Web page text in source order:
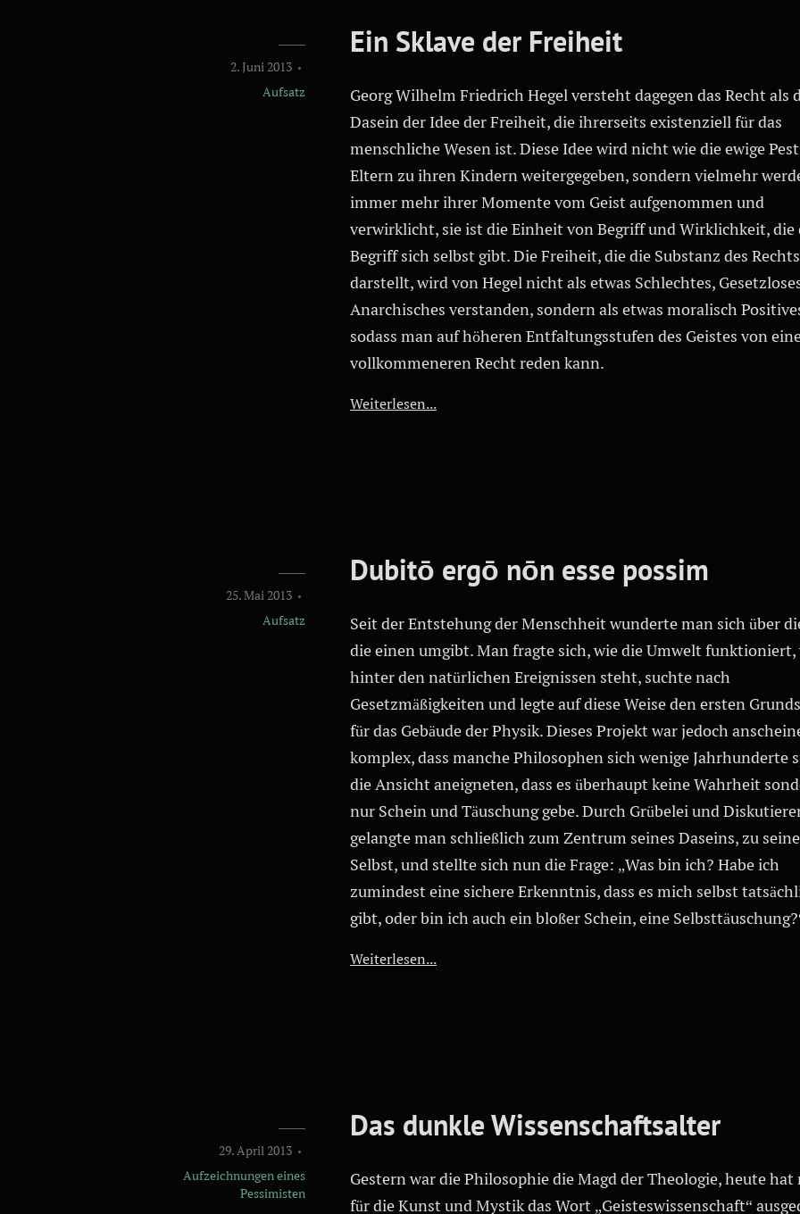
Ein Sklave der Freiheit
2. Juni 2013
Aufsatz
Georg Wilhelm Friedrich Hegel versteht dagegen das Recht als
Dasein der Idee der Freiheit, die ihrerseits existenziell für das
menschliche Wesen ist. Diese Idee wird nicht wie die ewige
Eltern zu ihren Kindern weitergegeben, sondern vielmehr
immer mehr ihrer Momente vom Geist aufgenommen und
verwirklicht, sie ist die Einheit von Begriff und Wirklichkeit, die
Begriff sich selbst gibt. Die Freiheit, die die Substanz des Rechts
darstellt, wird von Hegel nicht als etwas Schlechtes,
Anarchisches verstanden, sondern als etwas moralisch
sodass man auf höheren Entfaltungsstufen des Geistes von
vollkommeneren Recht reden kann.
Weiterlesen...
Dubitō ergō nōn esse possim
25. Mai 2013
Aufsatz
Seit der Entstehung der Menschheit wunderte man sich über
die einen umgibt. Man fragte sich, wie die Umwelt funktioniert,
hinter den natürlichen Ereignissen steht, suchte nach
Gesetzmäßigkeiten und legte auf diese Weise den ersten
für das Gebäude der Physik. Dieses Projekt war jedoch
komplex, dass manche Philosophen sich wenige Jahrhunderte
die Ansicht aneigneten, dass es überhaupt keine Wahrheit
nur Schein und Täuschung gebe. Durch Grübelei und
gelangte man schließlich zum Zentrum seines Daseins, zu
Selbst, und stellte sich nun die Frage: „Was bin ich? Habe ich
zumindest eine sichere Erkenntnis, dass es mich selbst
gibt, oder bin ich auch ein bloßer Schein, eine
Weiterlesen...
Das dunkle Wissenschaftsalter
29. April 2013
Aufzeichnungen eines
Pessimisten
Gestern war die Philosophie die Magd der Theologie, heute hat
für die Kunst und Mystik das Wort „Geisteswissenschaft“